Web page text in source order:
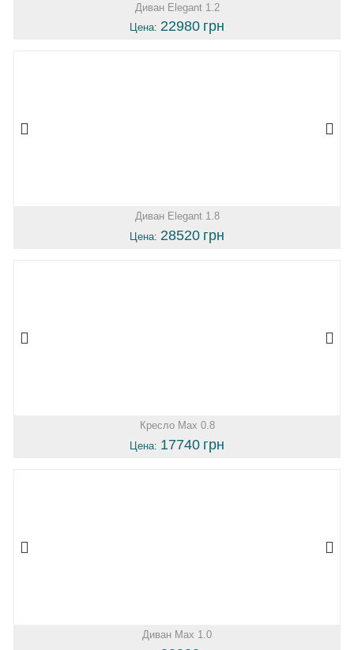
Диван Elegant 1.2
Цена: 22980 грн
Диван Elegant 1.8
Цена: 28520 грн
Кресло Max 0.8
Цена: 17740 грн
Диван Max 1.0